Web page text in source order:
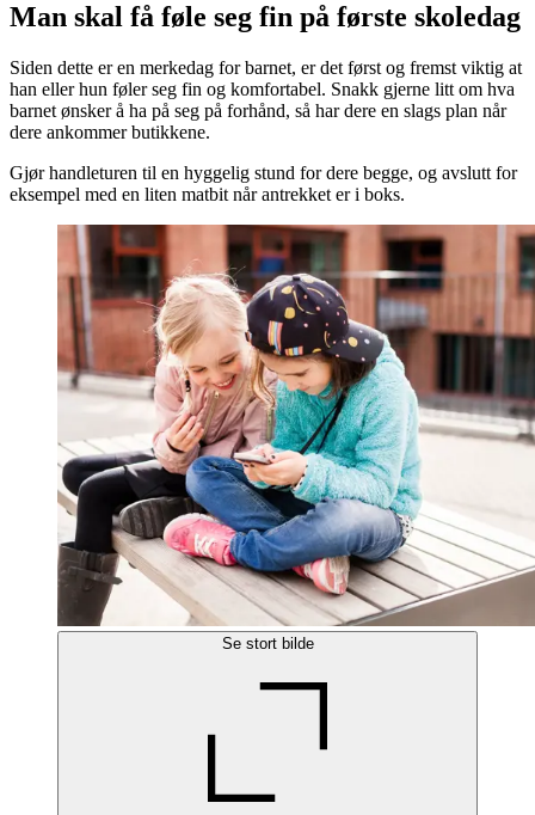
Man skal få føle seg fin på første skoledag
Siden dette er en merkedag for barnet, er det først og fremst viktig at
han eller hun føler seg fin og komfortabel. Snakk gjerne litt om hva
barnet ønsker å ha på seg på forhånd, så har dere en slags plan når
dere ankommer butikkene.
Gjør handleturen til en hyggelig stund for dere begge, og avslutt for
eksempel med en liten matbit når antrekket er i boks.
Se stort bilde